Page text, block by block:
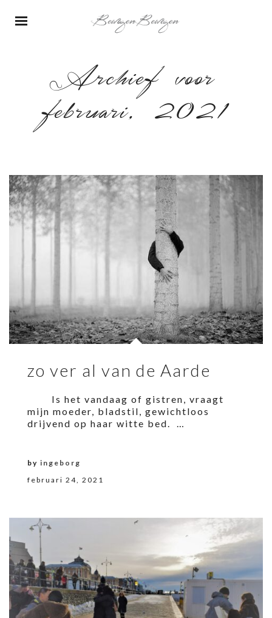
Archief voor
februari, 2021
zo ver al van de Aarde
Is het vandaag of gistren, vraagt
mijn moeder, bladstil, gewichtloos
drijvend op haar witte bed. …
februari 24, 2021
by ingeborg